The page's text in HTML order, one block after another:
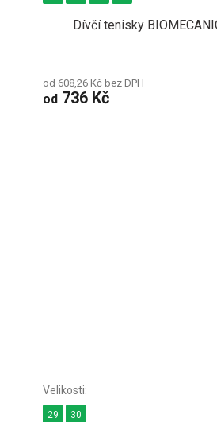
Dívčí tenisky
od 608,26 Kč bez DPH
od 736 Kč
29 30